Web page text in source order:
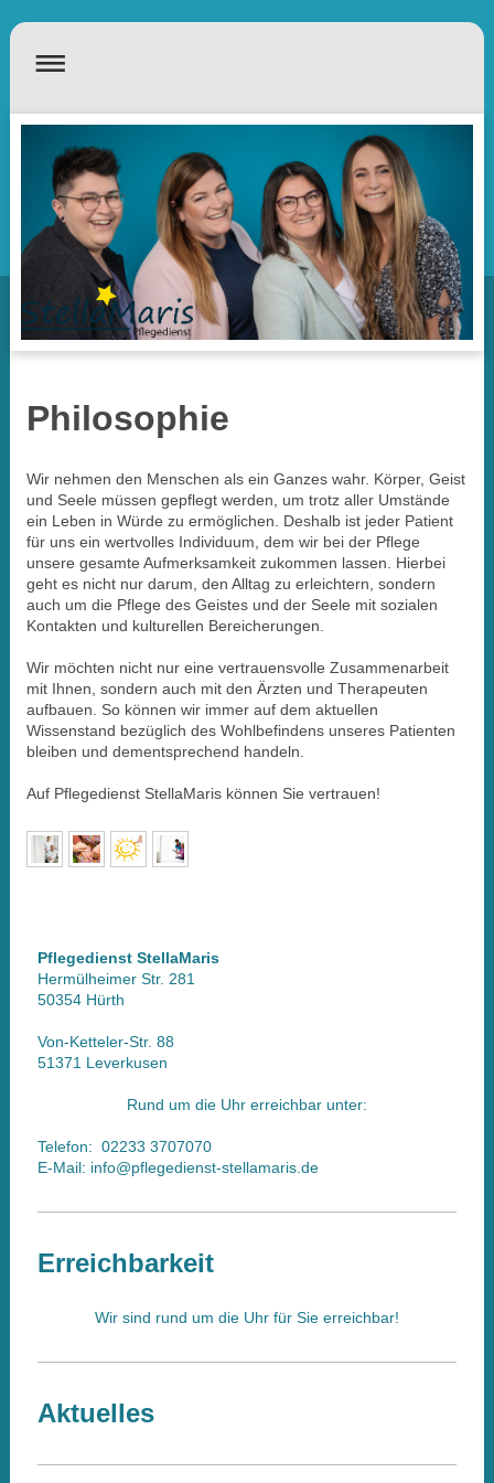
Philosophie
Wir nehmen den Menschen als ein Ganzes wahr. Körper, Geist
und Seele müssen gepflegt werden, um trotz aller Umstände
ein Leben in Würde zu ermöglichen. Deshalb ist jeder Patient
für uns ein wertvolles Individuum, dem wir bei der Pflege
unsere gesamte Aufmerksamkeit zukommen lassen. Hierbei
geht es nicht nur darum, den Alltag zu erleichtern, sondern
auch um die Pflege des Geistes und der Seele mit sozialen
Kontakten und kulturellen Bereicherungen.
Wir möchten nicht nur eine vertrauensvolle Zusammenarbeit
mit Ihnen, sondern auch mit den Ärzten und Therapeuten
aufbauen. So können wir immer auf dem aktuellen
Wissenstand bezüglich des Wohlbefindens unseres Patienten
bleiben und dementsprechend handeln.
Auf Pflegedienst StellaMaris können Sie vertrauen!
Pflegedienst StellaMaris
Hermülheimer Str. 281
50354 Hürth
Von-Ketteler-Str. 88
51371 Leverkusen
Rund um die Uhr erreichbar unter:
Telefon: 02233 3707070
E-Mail: info@pflegedienst-stellamaris.de
Erreichbarkeit
Wir sind rund um die Uhr für Sie erreichbar!
Aktuelles